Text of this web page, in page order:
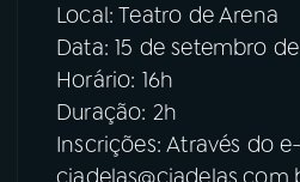
Local: Teatro de Arena
Data: 15 de setembro
Horário: 16h
Duração: 2h
Inscrições: Através do